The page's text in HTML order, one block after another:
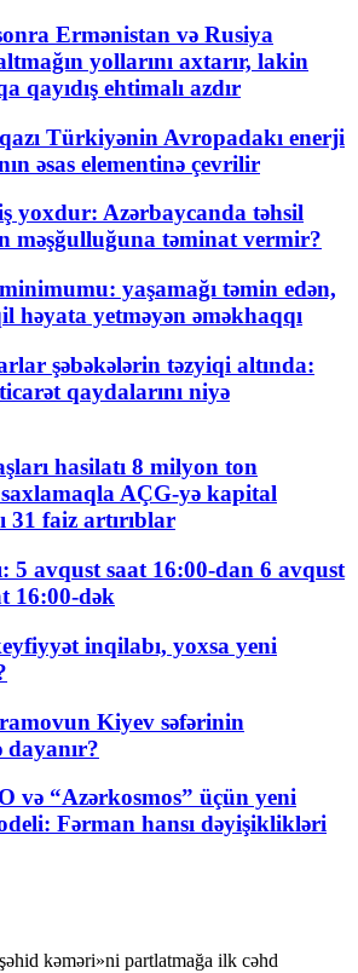
Ermənistan və Rusiya
yollarını axtarır, lakin
qayıdış ehtimalı azdır
Türkiyənin Avropadakı enerji
əsas elementinə çevrilir
yoxdur: Azərbaycanda təhsil
məşğulluğuna təminat vermir?
yaşamağı təmin edən,
həyata yetməyən əməkhaqqı
şəbəkələrin təzyiqi altında:
qaydalarını niyə
hasilatı 8 milyon ton
saxlamaqla AÇG-yə kapital
31 faiz artırıblar
5 avqust saat 16:00-dan 6 avqust
16:00-dək
inqilabı, yoxsa yeni
Kiyev səfərinin
dayanır?
və “Azərkosmos” üçün yeni
Fərman hansı dəyişiklikləri
kəməri»ni partlatmağa ilk cəhd